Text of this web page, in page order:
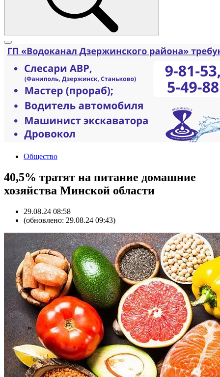
Общество
40,5% тратят на питание домашние
хозяйства Минской области
29.08.24 08:58
(обновлено: 29.08.24 09:43)